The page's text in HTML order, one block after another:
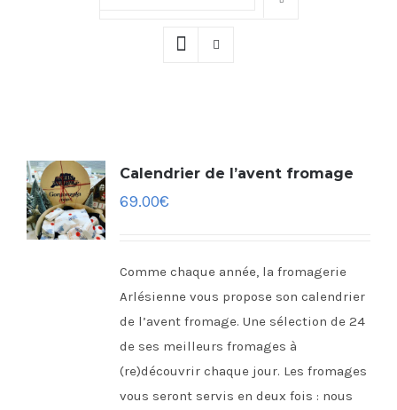
Calendrier de l’avent fromage
69.00€
Comme chaque année, la fromagerie
Arlésienne vous propose son calendrier
de l’avent fromage. Une sélection de 24
de ses meilleurs fromages à
(re)découvrir chaque jour. Les fromages
vous seront servis en deux fois : nous